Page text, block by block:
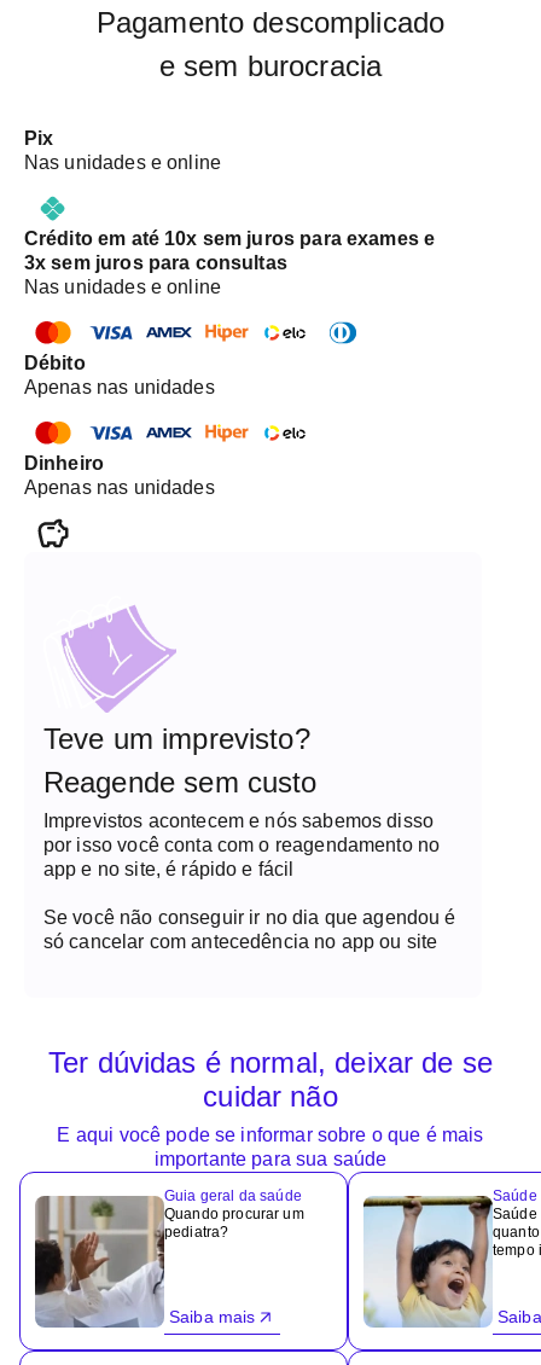
Pagamento descomplicado
e sem burocracia
Pix
Nas unidades e online
Crédito em até 10x sem juros para exames e
3x sem juros para consultas
Nas unidades e online
Débito
Apenas nas unidades
Dinheiro
Apenas nas unidades
Teve um imprevisto?
Reagende sem custo
Imprevistos acontecem e nós sabemos disso
por isso você conta com o reagendamento no
app e no site, é rápido e fácil
Se você não conseguir ir no dia que agendou é
só cancelar com antecedência no app ou site
Ter dúvidas é normal, deixar de se
cuidar não
E aqui você pode se informar sobre o que é mais
importante para sua saúde
Guia geral da saúde
Quando procurar um
pediatra?
Saiba mais
Saúde
Saúde
tempo